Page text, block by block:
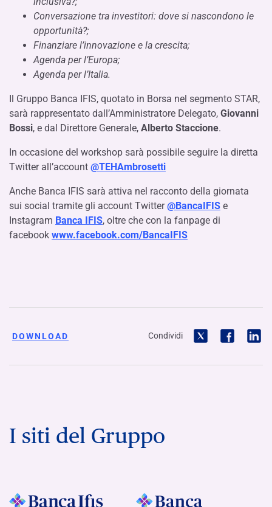
Conversazione tra investitori: dove si nascondono le
opportunità?;
Finanziare l’innovazione e la crescita;
Agenda per l’Europa;
Agenda per l’Italia.
Il Gruppo Banca IFIS, quotato in Borsa nel segmento STAR,
sarà rappresentato dall’Amministratore Delegato, Giovanni
Bossi, e dal Direttore Generale, Alberto Staccione.
In occasione del workshop sarà possibile seguire la diretta
Twitter all’account @TEHAmbrosetti
Anche Banca IFIS sarà attiva nel racconto della giornata
sui social tramite gli account Twitter@BancaIFIS e
Instagram Banca IFIS, oltre che con la fanpage di
facebook www.facebook.com/BancaIFIS
DOWNLOAD Condividi
I siti del Gruppo